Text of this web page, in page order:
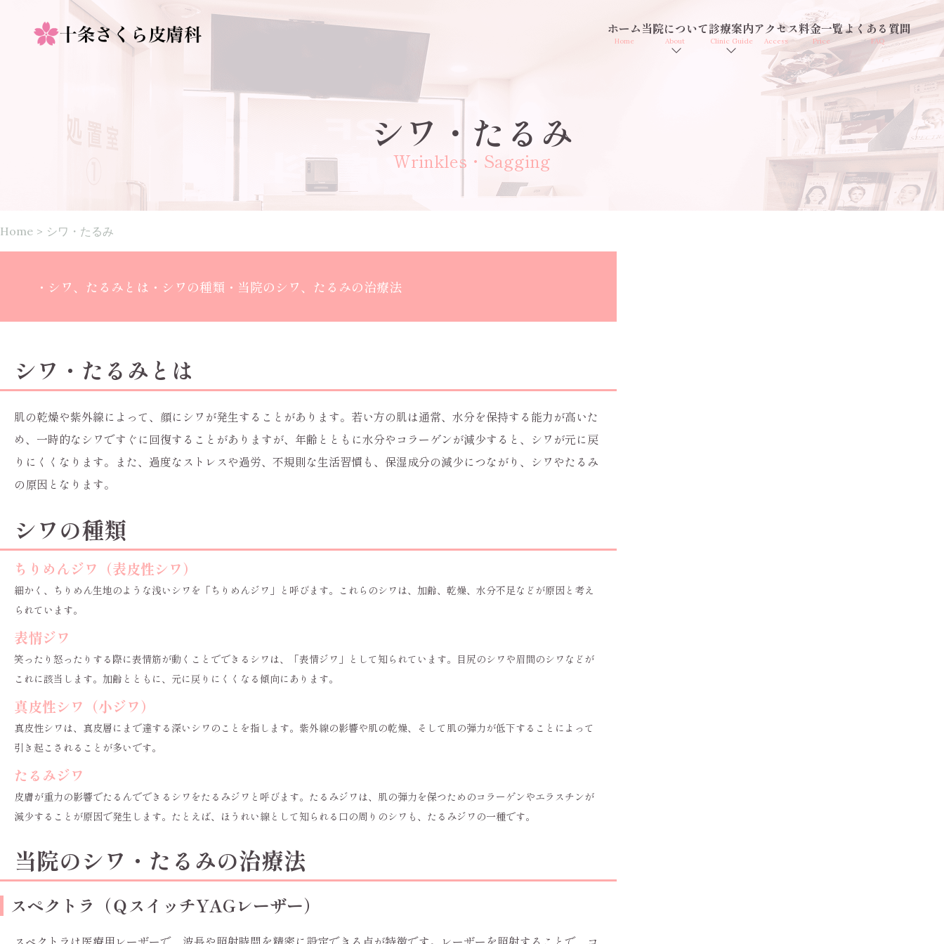
ホーム
Home
当院について
About
診療案内
Clinic Guide
アクセス
Access
料金一覧
Price
よくある質問
FAQ
シワ・たるみ
Wrinkles・Sagging
Home > シワ・たるみ
・シワ、たるみとは ・シワの種類 ・当院のシワ、たるみの治療法
シワ・たるみとは
肌の乾燥や紫外線によって、顔にシワが発生することがあります。若い方の肌は通常、水分を保持する能力が高いた
め、一時的なシワですぐに回復することがありますが、年齢とともに水分やコラーゲンが減少すると、シワが元に戻
りにくくなります。また、過度なストレスや過労、不規則な生活習慣も、保湿成分の減少につながり、シワやたるみ
の原因となります。
シワの種類
ちりめんジワ（表皮性シワ）
細かく、ちりめん生地のような浅いシワを「ちりめんジワ」と呼びます。これらのシワは、加齢、乾燥、水分不足などが原因と考え
られています。
表情ジワ
笑ったり怒ったりする際に表情筋が動くことでできるシワは、「表情ジワ」として知られています。目尻のシワや眉間のシワなどが
これに該当します。加齢とともに、元に戻りにくくなる傾向にあります。
真皮性シワ（小ジワ）
真皮性シワは、真皮層にまで達する深いシワのことを指します。紫外線の影響や肌の乾燥、そして肌の弾力が低下することによって
引き起こされることが多いです。
たるみジワ
皮膚が重力の影響でたるんでできるシワをたるみジワと呼びます。たるみジワは、肌の弾力を保つためのコラーゲンやエラスチンが
減少することが原因で発生します。たとえば、ほうれい線として知られる口の周りのシワも、たるみジワの一種です。
当院のシワ・たるみの治療法
スペクトラ（ＱスイッチYAGレーザー）